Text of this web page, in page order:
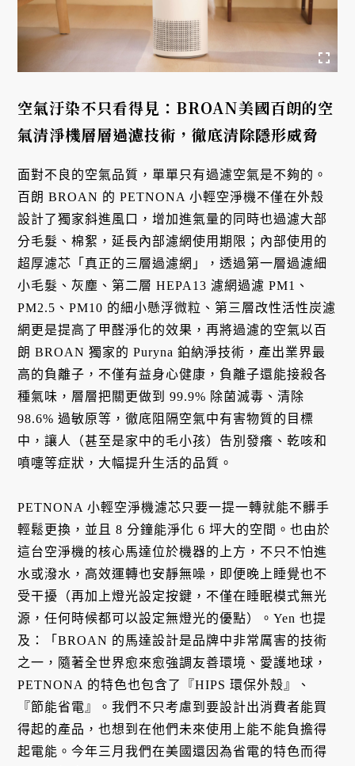
空氣汙染不只看得見：BROAN美國百朗的空
氣清淨機層層過濾技術，徹底清除隱形威脅
面對不良的空氣品質，單單只有過濾空氣是不夠的。
百朗 BROAN 的 PETNONA 小輕空淨機不僅在外殼
設計了獨家斜進風口，增加進氣量的同時也過濾大部
分毛髮、棉絮，延長內部濾網使用期限；內部使用的
超厚濾芯「真正的三層過濾網」，透過第一層過濾細
小毛髮、灰塵、第二層 HEPA13 濾網過濾 PM1、
PM2.5、PM10 的細小懸浮微粒、第三層改性活性炭濾
網更是提高了甲醛淨化的效果，再將過濾的空氣以百
朗 BROAN 獨家的 Puryna 鉑納淨技術，產出業界最
高的負離子，不僅有益身心健康，負離子還能接殺各
種氣味，層層把關更做到 99.9% 除菌滅毒、清除
98.6% 過敏原等，徹底阻隔空氣中有害物質的目標
中，讓人（甚至是家中的毛小孩）告別發癢、乾咳和
噴嚏等症狀，大幅提升生活的品質。
PETNONA 小輕空淨機濾芯只要一提一轉就能不髒手
輕鬆更換，並且 8 分鐘能淨化 6 坪大的空間。也由於
這台空淨機的核心馬達位於機器的上方，不只不怕進
水或潑水，高效運轉也安靜無噪，即便晚上睡覺也不
受干擾（再加上燈光設定按鍵，不僅在睡眠模式無光
源，任何時候都可以設定無燈光的優點）。Yen 也提
及：「BROAN 的馬達設計是品牌中非常厲害的技術
之一，隨著全世界愈來愈強調友善環境、愛護地球，
PETNONA 的特色也包含了『HIPS 環保外殼』、
『節能省電』。我們不只考慮到要設計出消費者能買
得起的產品，也想到在他們未來使用上能不能負擔得
起電能。今年三月我們在美國還因為省電的特色而得